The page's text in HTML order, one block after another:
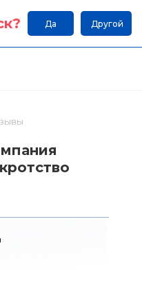
? Да Другой